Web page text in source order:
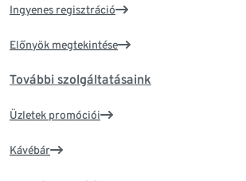
Ingyenes regisztráció
Előnyök megtekintése
További szolgáltatásaink
Üzletek promóciói
Kávébár